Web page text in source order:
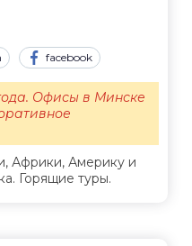
facebook
Африки, Америку и
Горящие туры.
Офисы в Минске